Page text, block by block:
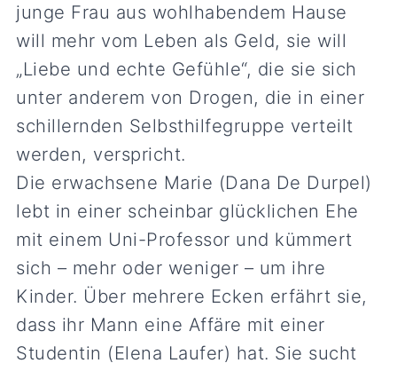
junge Frau aus wohlhabendem Hause
will mehr vom Leben als Geld, sie will
„Liebe und echte Gefühle“, die sie sich
unter anderem von Drogen, die in einer
schillernden Selbsthilfegruppe verteilt
werden, verspricht.
Die erwachsene Marie (Dana De Durpel)
lebt in einer scheinbar glücklichen Ehe
mit einem Uni-Professor und kümmert
sich – mehr oder weniger – um ihre
Kinder. Über mehrere Ecken erfährt sie,
dass ihr Mann eine Affäre mit einer
Studentin (Elena Laufer) hat. Sie sucht